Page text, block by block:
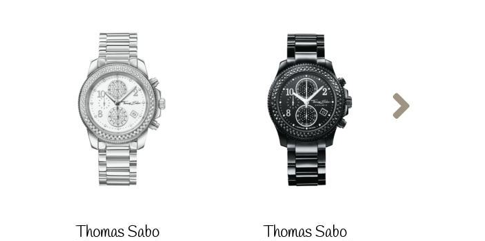
Thomas Sabo Thomas Sabo